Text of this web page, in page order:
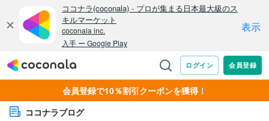
会員登録で10％割引クーポンを獲得！
ココナラブログ